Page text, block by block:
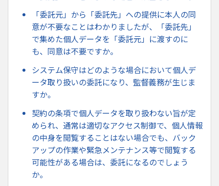
「委託元」から「委託先」への提供に本人の同
意が不要なことはわかりましたが、「委託先」
で集めた個人データを「委託元」に渡すのに
も、同意は不要ですか。
システム保守はどのような場合において個人デ
ータ取り扱いの委託になり、監督義務が生じま
すか。
契約の条項で個人データを取り扱わない旨が定
められ、通常は適切なアクセス制御で、個人情報
の中身を閲覧することはない場合でも、バック
アップの作業や緊急メンテナンス等で閲覧する
可能性がある場合は、委託になるのでしょう
か。